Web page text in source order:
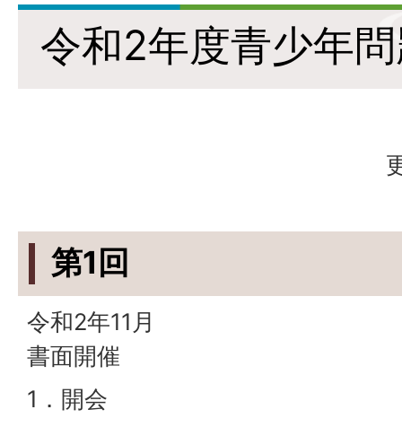
令和2年度青少年
第1回
令和2年11月
書面開催
1．開会